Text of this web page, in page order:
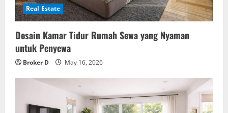
Real Estate
Desain Kamar Tidur Rumah Sewa yang Nyaman
untuk Penyewa
Broker D May 16, 2026